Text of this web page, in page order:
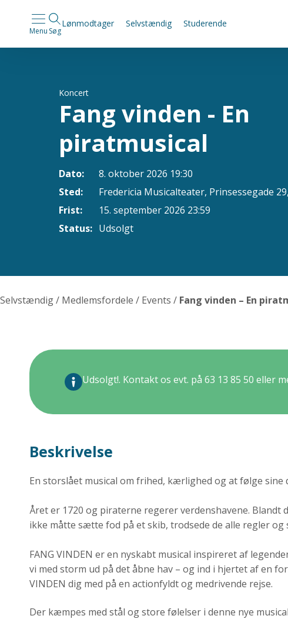
Menu Søg
Lønmodtager Selvstændig Studerende
Koncert
Fang vinden - En
piratmusical
Dato:
8. oktober 2026 19:30
Sted:
Fredericia Musicalteater, Prinsessegade
Frist:
15. september 2026 23:59
Status: Udsolgt
Selvstændig/ Medlemsfordele / Events / Fang vinden – En
Udsolgt!. Kontakt os evt. på 63 13 85 50 eller
Beskrivelse
En storslået musical om frihed, kærlighed og at følge sine
Året er 1720 og piraterne regerer verdenshavene.
ikke måtte sætte fod på et skib, trodsede de alle regler og
FANG VINDEN er en nyskabt musical inspireret af
vi med storm ud på det åbne hav – og ind i hjertet af en
VINDEN dig med på en actionfyldt og medrivende rejse.
Der kæmpes med stål og store følelser i denne nye